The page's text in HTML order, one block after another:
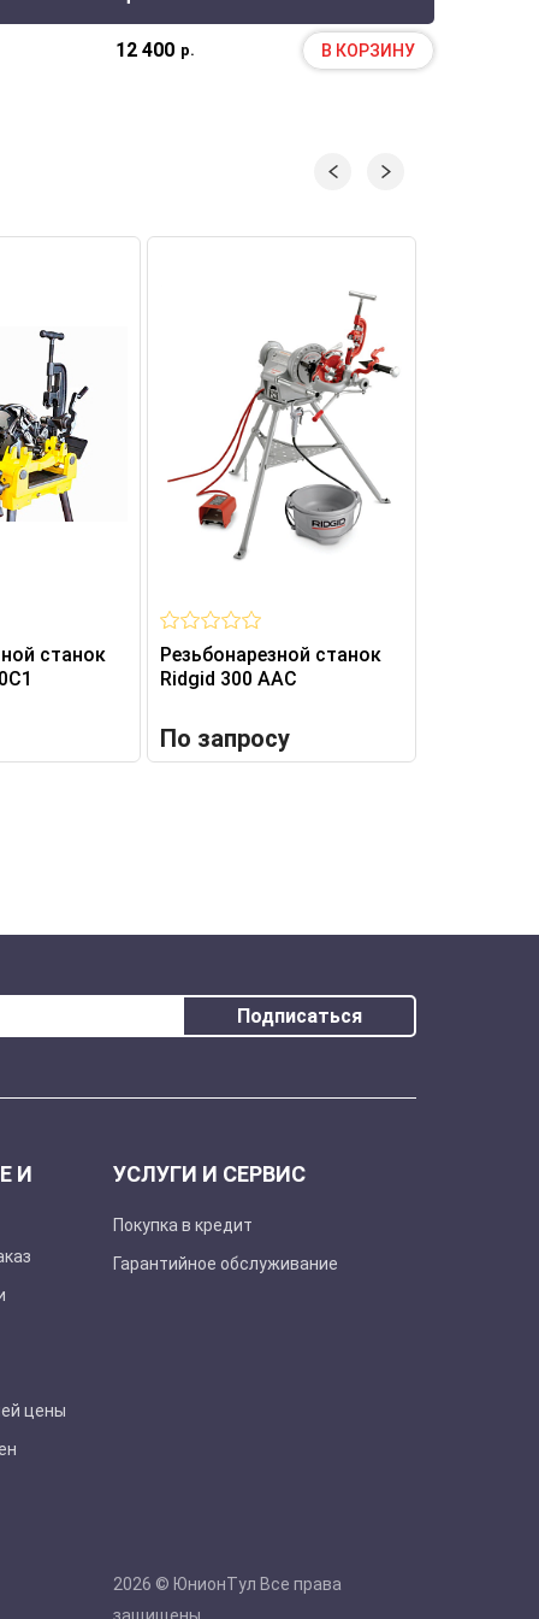
12 400 р. В КОРЗИНУ
станок
Резьбонарезной станок
Ridgid 300 AAC
По запросу
Подписаться
И
цены
УСЛУГИ И СЕРВИС
Покупка в кредит
Гарантийное обслуживание
2026 © ЮнионТул Все права